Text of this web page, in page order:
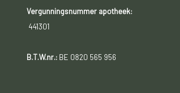
Vergunningsnummer apotheek:
441301
B.T.W.nr.:BE 0820 565 956